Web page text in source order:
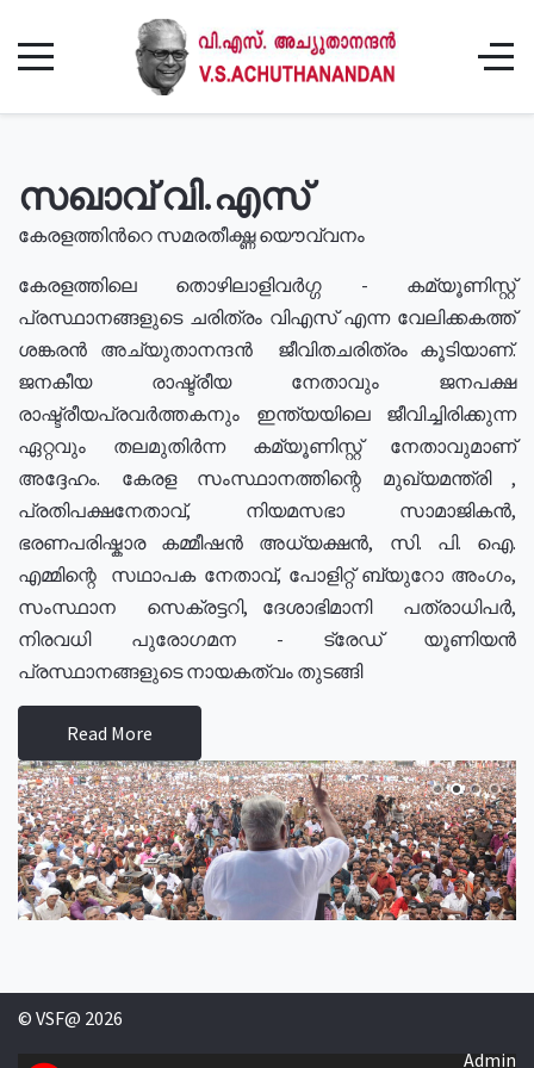
സഖാവ് വി.എസ്
കേരളത്തിൻറെ സമരതീക്ഷ്ണ യൌവ്വനം
കേരളത്തിലെ തൊഴിലാളിവർഗ്ഗ - കമ്യൂണിസ്റ്റ്
പ്രസ്ഥാനങ്ങളുടെ ചരിത്രം വിഎസ് എന്ന വേലിക്കകത്ത്
ശങ്കരൻ അച്യുതാനന്ദൻ ജീവിതചരിത്രം കൂടിയാണ്.
ജനകീയ രാഷ്ട്രീയ നേതാവും ജനപക്ഷ
രാഷ്ട്രീയപ്രവർത്തകനും ഇന്ത്യയിലെ ജീവിച്ചിരിക്കുന്ന
ഏറ്റവും തലമുതിർന്ന കമ്യൂണിസ്റ്റ് നേതാവുമാണ്
അദ്ദേഹം. കേരള സംസ്ഥാനത്തിന്റെ മുഖ്യമന്ത്രി ,
പ്രതിപക്ഷനേതാവ്, നിയമസഭാ സാമാജികൻ,
ഭരണപരിഷ്കാര കമ്മീഷൻ അധ്യക്ഷൻ, സി. പി. ഐ.
എമ്മിന്റെ സഥാപക നേതാവ്, പോളിറ്റ് ബ്യുറോ അംഗം,
സംസ്ഥാന സെക്രട്ടറി, ദേശാഭിമാനി പത്രാധിപർ,
നിരവധി പുരോഗമന - ട്രേഡ് യൂണിയൻ
പ്രസ്ഥാനങ്ങളുടെ നായകത്വം തുടങ്ങി
Read More
© VSF@ 2026
Admin